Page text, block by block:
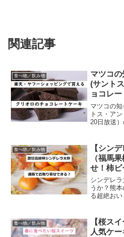
関連記事
食べ物／飲み物
マツコ
(サント
ョコレ
マツコの
トス・ア
20日放送
ヌさんが
きな方は
食べ物／飲み物
【シン
（福馬
せ！柿ビ
シンデレ
うか？熊
る超絶お
も放送予
り寄せ情
食べ物／飲み物
【桜ス
人気ケ